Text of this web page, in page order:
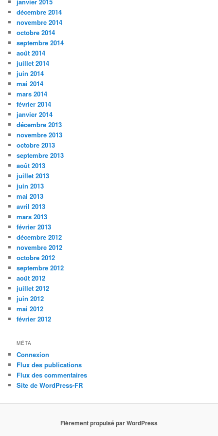
décembre 2014
novembre 2014
octobre 2014
septembre 2014
août 2014
juillet 2014
juin 2014
mai 2014
mars 2014
février 2014
janvier 2014
décembre 2013
novembre 2013
octobre 2013
septembre 2013
août 2013
juillet 2013
juin 2013
mai 2013
avril 2013
mars 2013
février 2013
décembre 2012
novembre 2012
octobre 2012
septembre 2012
août 2012
juillet 2012
juin 2012
mai 2012
février 2012
MÉTA
Connexion
Flux des publications
Flux des commentaires
Site de WordPress-FR
Fièrement propulsé par WordPress